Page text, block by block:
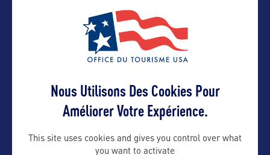
Contact presse
emily.pangakis@adamsknight.com
Contact pro
Nous Utilisons Des Cookies Pour
Améliorer Votre Expérience.
This site uses cookies and gives you control over what
you want to activate